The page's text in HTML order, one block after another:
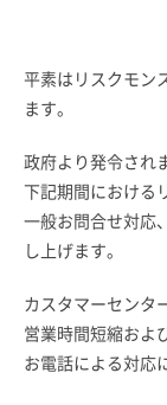
平素はリスクモン
ます。
政府より発令され
下記期間における
一般お問合せ対応
し上げます。
カスタマーセンタ
営業時間短縮およ
お電話による対応